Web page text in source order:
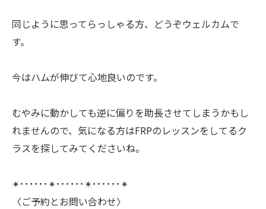
同じように思ってらっしゃる方、どうぞウェルカムで
す。
今はハムが伸びて心地良いのです。
むやみに動かしても逆に偏りを助長させてしまうかもし
れませんので、気になる方はFRPのレッスンをしてるク
ラスを探してみてくださいね。
✴︎･･････✴︎･･････✴︎･･････✴︎
〈ご予約とお問い合わせ〉